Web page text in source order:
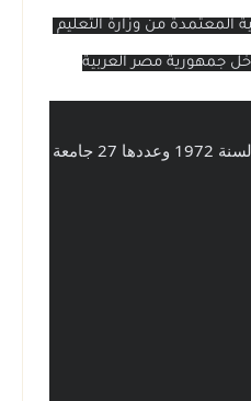
جمهورية مصر العربية